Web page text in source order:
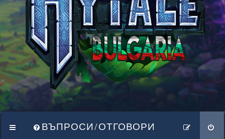
ВЪПРОСИ/ОТГОВОРИ